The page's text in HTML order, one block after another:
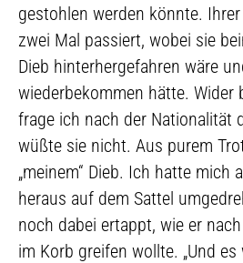
gestohlen werden könnte.
zwei Mal passiert, wobei sie
Dieb hinterhergefahren wäre
wiederbekommen hätte. Wider
frage ich nach der Nationalität
wüßte sie nicht. Aus purem
„meinem“ Dieb. Ich hatte mich
heraus auf dem Sattel
noch dabei ertappt, wie er
im Korb greifen wollte. „Und es